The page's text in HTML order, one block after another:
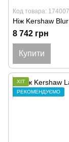
Код товара:
Ніж Kershaw
8 742 грн
Купити
ХІТ
РЕКОМЕНДУЄМО